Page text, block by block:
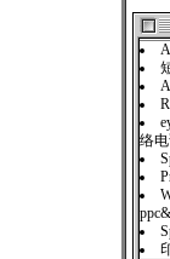
络